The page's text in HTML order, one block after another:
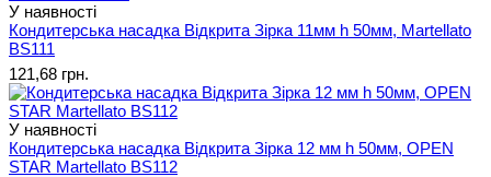
У наявності
Кондитерська насадка Відкрита Зірка 11мм h 50мм, Martellato
BS111
121,68 грн.
У наявності
Кондитерська насадка Відкрита Зірка 12 мм h 50мм, OPEN
STAR Martellato BS112